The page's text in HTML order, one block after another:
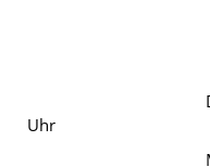
Dienstag:
Uhr
Mittwoch: